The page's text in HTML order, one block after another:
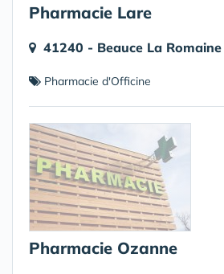
Pharmacie Lare
41240 - Beauce La Romaine
Pharmacie d'Officine
Pharmacie Ozanne